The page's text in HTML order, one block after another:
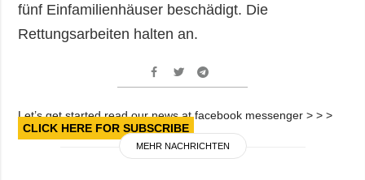
fünf Einfamilienhäuser beschädigt. Die
Rettungsarbeiten halten an.
Let’s get started read our news at facebook messenger > > >
CLICK HERE FOR SUBSCRIBE
MEHR NACHRICHTEN